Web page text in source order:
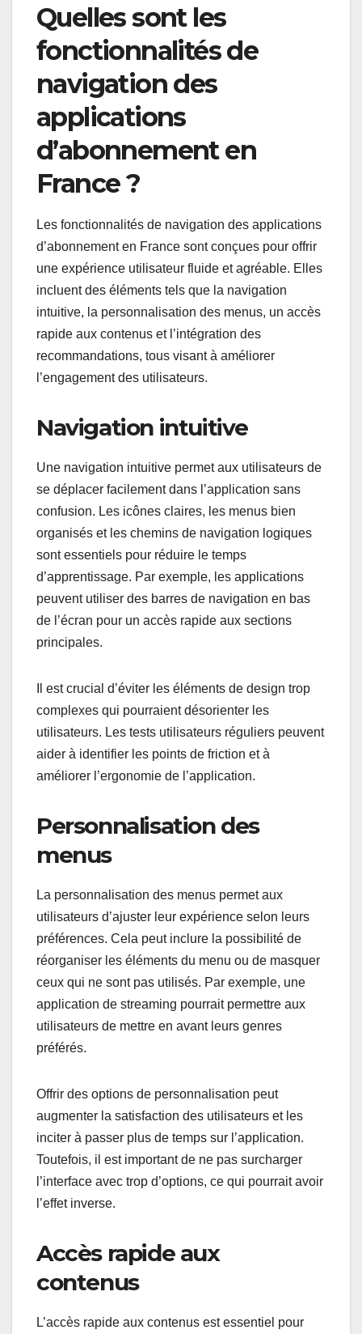
Quelles sont les
fonctionnalités de
navigation des
applications
d’abonnement en
France ?
Les fonctionnalités de navigation des applications
d’abonnement en France sont conçues pour offrir
une expérience utilisateur fluide et agréable. Elles
incluent des éléments tels que la navigation
intuitive, la personnalisation des menus, un accès
rapide aux contenus et l’intégration des
recommandations, tous visant à améliorer
l’engagement des utilisateurs.
Navigation intuitive
Une navigation intuitive permet aux utilisateurs de
se déplacer facilement dans l’application sans
confusion. Les icônes claires, les menus bien
organisés et les chemins de navigation logiques
sont essentiels pour réduire le temps
d’apprentissage. Par exemple, les applications
peuvent utiliser des barres de navigation en bas
de l’écran pour un accès rapide aux sections
principales.
Il est crucial d’éviter les éléments de design trop
complexes qui pourraient désorienter les
utilisateurs. Les tests utilisateurs réguliers peuvent
aider à identifier les points de friction et à
améliorer l’ergonomie de l’application.
Personnalisation des
menus
La personnalisation des menus permet aux
utilisateurs d’ajuster leur expérience selon leurs
préférences. Cela peut inclure la possibilité de
réorganiser les éléments du menu ou de masquer
ceux qui ne sont pas utilisés. Par exemple, une
application de streaming pourrait permettre aux
utilisateurs de mettre en avant leurs genres
préférés.
Offrir des options de personnalisation peut
augmenter la satisfaction des utilisateurs et les
inciter à passer plus de temps sur l’application.
Toutefois, il est important de ne pas surcharger
l’interface avec trop d’options, ce qui pourrait avoir
l’effet inverse.
Accès rapide aux
contenus
L’accès rapide aux contenus est essentiel pour